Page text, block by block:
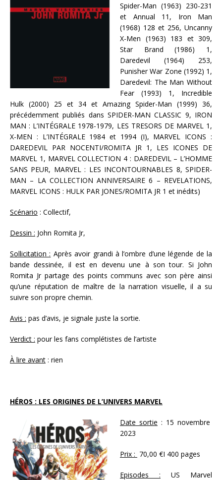
Spider-Man (1963) 230-231
et Annual 11, Iron Man
(1968) 128 et 256, Uncanny
X-Men (1963) 183 et 309,
Star Brand (1986) 1,
Daredevil (1964) 253,
Punisher War Zone (1992) 1,
Daredevil: The Man Without
Fear (1993) 1, Incredible
Hulk (2000) 25 et 34 et Amazing Spider-Man (1999) 36,
précédemment publiés dans SPIDER-MAN CLASSIC 9, IRON
MAN : L’INTÉGRALE 1978-1979, LES TRESORS DE MARVEL 1,
X-MEN : L’INTÉGRALE 1984 et 1994 (I), MARVEL ICONS :
DAREDEVIL PAR NOCENTI/ROMITA JR 1, LES ICONES DE
MARVEL 1, MARVEL COLLECTION 4 : DAREDEVIL – L’HOMME
SANS PEUR, MARVEL : LES INCONTOURNABLES 8, SPIDER-
MAN – LA COLLECTION ANNIVERSAIRE 6 – REVELATIONS,
MARVEL ICONS : HULK PAR JONES/ROMITA JR 1 et inédits)
Scénario : Collectif,
Dessin : John Romita Jr,
Sollicitation : Après avoir grandi à l’ombre d’une légende de la
bande dessinée, il est en devenu une à son tour. Si John
Romita Jr partage des points communs avec son père ainsi
qu’une réputation de maître de la narration visuelle, il a su
suivre son propre chemin.
Avis : pas d’avis, je signale juste la sortie.
Verdict : pour les fans complétistes de l’artiste
À lire avant : rien
HÉROS : LES ORIGINES DE L’UNIVERS MARVEL
Date sortie : 15 novembre
2023
Prix : 70,00 €I 400 pages
Episodes : US Marvel